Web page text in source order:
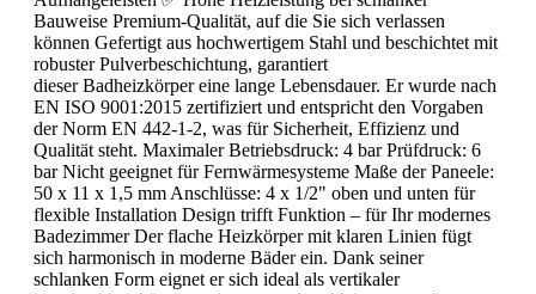
Bauweise Premium-Qualität, auf die Sie sich verlassen
können Gefertigt aus hochwertigem Stahl und beschichtet mit
robuster Pulverbeschichtung, garantiert
dieser Badheizkörper eine lange Lebensdauer. Er wurde nach
EN ISO 9001:2015 zertifiziert und entspricht den Vorgaben
der Norm EN 442-1-2, was für Sicherheit, Effizienz und
Qualität steht. Maximaler Betriebsdruck: 4 bar Prüfdruck: 6
bar Nicht geeignet für Fernwärmesysteme Maße der Paneele:
50 x 11 x 1,5 mm Anschlüsse: 4 x 1/2" oben und unten für
flexible Installation Design trifft Funktion – für Ihr modernes
Badezimmer Der flache Heizkörper mit klaren Linien fügt
sich harmonisch in moderne Bäder ein. Dank seiner
schlanken Form eignet er sich ideal als vertikaler